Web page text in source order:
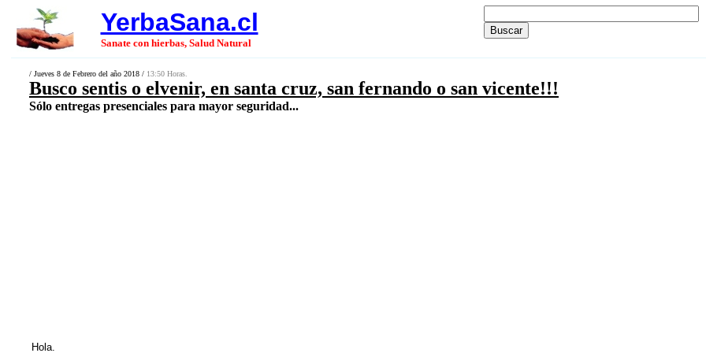
YerbaSana.cl
Sanate con hierbas, Salud Natural
/ Jueves 8 de Febrero del año 2018 / 13:50 Horas.
Busco sentis o elvenir, en santa cruz, san fernando o san vicente!!!
Sólo entregas presenciales para mayor seguridad...
Hola.